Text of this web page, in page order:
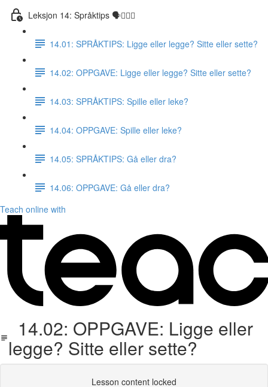
Leksjon 14: Språktips 🗣☝🏼✅
14.01: SPRÅKTIPS: Ligge eller legge? Sitte eller sette?
14.02: OPPGAVE: Ligge eller legge? Sitte eller sette?
14.03: SPRÅKTIPS: Spille eller leke?
14.04: OPPGAVE: Spille eller leke?
14.05: SPRÅKTIPS: Gå eller dra?
14.06: OPPGAVE: Gå eller dra?
Teach online with
14.02: OPPGAVE: Ligge eller
legge? Sitte eller sette?
Lesson content locked